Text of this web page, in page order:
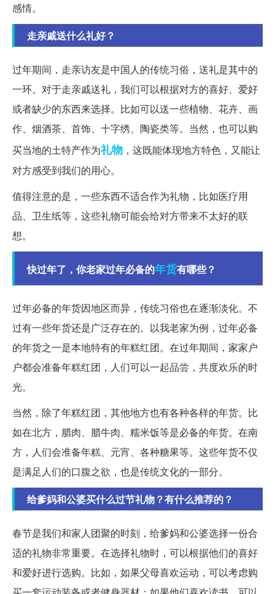
感情。
走亲戚送什么礼好？
过年期间，走亲访友是中国人的传统习俗，送礼是其中的
一环。对于走亲戚送礼，我们可以根据对方的喜好、爱好
或者缺少的东西来选择。比如可以送一些植物、花卉、画
作、烟酒茶、首饰、十字绣、陶瓷类等。当然，也可以购
买当地的土特产作为礼物 ，这既能体现地方特色，又能让
对方感受到我们的用心。
值得注意的是，一些东西不适合作为礼物，比如医疗用
品、卫生纸等，这些礼物可能会给对方带来不太好的联
想。
快过年了，你老家过年必备的年货有哪些？
过年必备的年货因地区而异，传统习俗也在逐渐淡化。不
过有一些年货还是广泛存在的。以我老家为例，过年必备
的年货之一是本地特有的年糕红团。在过年期间，家家户
户都会准备年糕红团，人们可以一起品尝，共度欢乐的时
光。
当然，除了年糕红团，其他地方也有各种各样的年货。比
如在北方，腊肉、腊牛肉、糯米饭等是必备的年货。在南
方，人们会准备年糕、元宵、各种糖果等。这些年货不仅
是满足人们的口腹之欲，也是传统文化的一部分。
给爹妈和公婆买什么过节礼物？有什么推荐的？
春节是我们和家人团聚的时刻，给爹妈和公婆选择一份合
适的礼物非常重要。在选择礼物时，可以根据他们的喜好
和爱好进行选购。比如，如果父母喜欢运动，可以考虑购